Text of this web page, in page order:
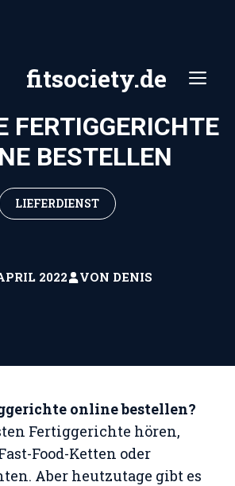
fitsociety.de
FERTIGGERICHTE
BESTELLEN
LIEFERDIENST
2022 VON DENIS
online bestellen?
Fertiggerichte hören,
Food-Ketten oder
Aber heutzutage gibt es